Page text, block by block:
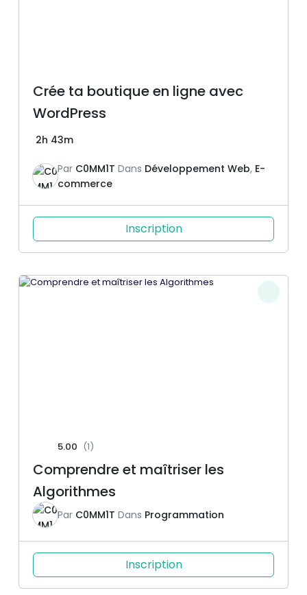
Crée ta boutique en ligne avec
WordPress
2h 43m
Par C0MM1T Dans Développement Web, E-
commerce
Inscription
5.00 (1)
Comprendre et maîtriser les
Algorithmes
Par C0MM1T Dans Programmation
Inscription